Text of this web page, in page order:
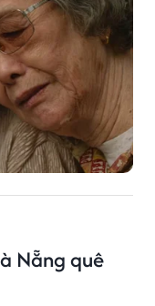
Nẵng quê